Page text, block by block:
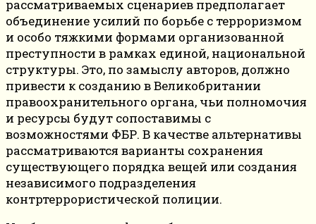
рассматриваемых сценариев предполагает
объединение усилий по борьбе с терроризмом
и особо тяжкими формами организованной
преступности в рамках единой, национальной
структуры. Это, по замыслу авторов, должно
привести к созданию в Великобритании
правоохранительного органа, чьи полномочия
и ресурсы будут сопоставимы с
возможностями ФБР. В качестве альтернативы
рассматриваются варианты сохранения
существующего порядка вещей или создания
независимого подразделения
контртеррористической полиции.